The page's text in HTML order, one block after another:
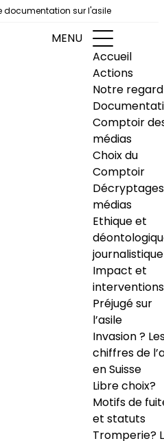
documentation sur l'asile
MENU
Accueil
Actions
Notre regard
Comptoir
médias
Choix du
Comptoir
Décryptages
médias
Ethique et
journalistique
Impact et
interventions
Préjugé sur
l’asile
Invasion ?
chiffres de
en Suisse
Libre choix?
Motifs de
et statuts
Tromperie?